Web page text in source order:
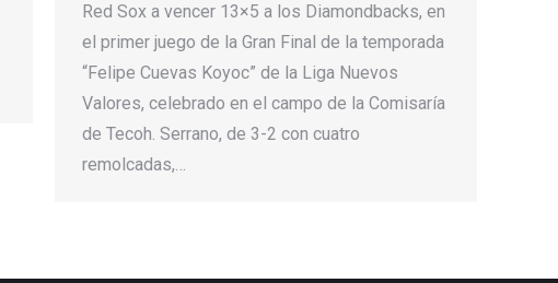
Red Sox a vencer 13×5 a los Diamondbacks, en
el primer juego de la Gran Final de la temporada
“Felipe Cuevas Koyoc” de la Liga Nuevos
Valores, celebrado en el campo de la Comisaría
de Tecoh. Serrano, de 3-2 con cuatro
remolcadas,…